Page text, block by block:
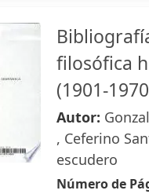
filosófica
(1901-
Autor:
, Ceferino
escudero
Número de